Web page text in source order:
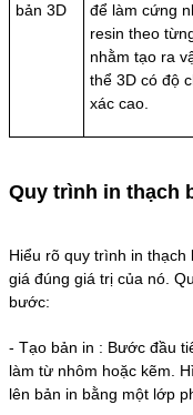
bản 3D
để làm cứng
resin theo
nhằm tạo ra
thể 3D có độ
xác cao.
Quy trình in thạch
Hiểu rõ quy trình in
giá đúng giá trị của nó.
bước:
- Tạo bản in : Bước đầu
làm từ nhôm hoặc kẽm.
lên bản in bằng một lớp